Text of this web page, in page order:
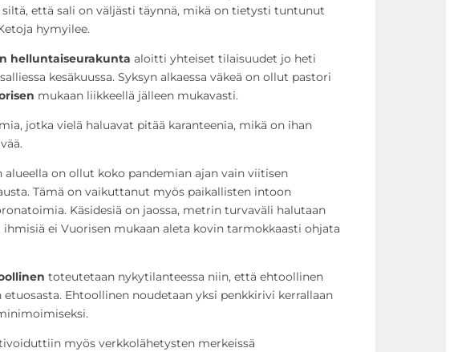
siltä, että sali on väljästi täynnä, mikä on tietysti tuntunut
hymyilee.
helluntaiseurakunta aloitti yhteiset tilaisuudet jo heti
kesäkuussa. Syksyn alkaessa väkeä on ollut pastori
mukaan liikkeellä jälleen mukavasti.
jotka vielä haluavat pitää karanteenia, mikä on ihan
alueella on ollut koko pandemian ajan vain viitisen
Tämä on vaikuttanut myös paikallisten intoon
Käsidesiä on jaossa, metrin turvaväli halutaan
ei Vuorisen mukaan aleta kovin tarmokkaasti ohjata
toteutetaan nykytilanteessa niin, että ehtoollinen
etuosasta. Ehtoollinen noudetaan yksi penkkirivi kerrallaan
myös verkkolähetysten merkeissä